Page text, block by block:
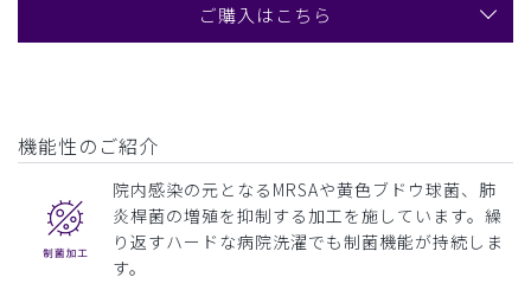
ご購入はこちら
機能性のご紹介
院内感染の元となるMRSAや黄色ブドウ球菌、肺
炎桿菌の増殖を抑制する加工を施しています。繰
り返すハードな病院洗濯でも制菌機能が持続しま
す。